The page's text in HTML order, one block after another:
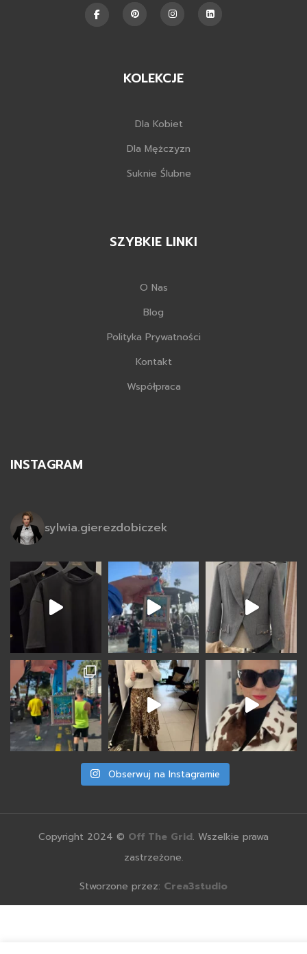
KOLEKCJE
Dla Kobiet
Dla Mężczyzn
Suknie Ślubne
SZYBKIE LINKI
O Nas
Blog
Polityka Prywatności
Kontakt
Współpraca
INSTAGRAM
sylwia.gierezdobiczek
Obserwuj na Instagramie
Copyright 2024 © Off The Grid. Wszelkie prawa
zastrzeżone.
Stworzone przez: Crea3studio